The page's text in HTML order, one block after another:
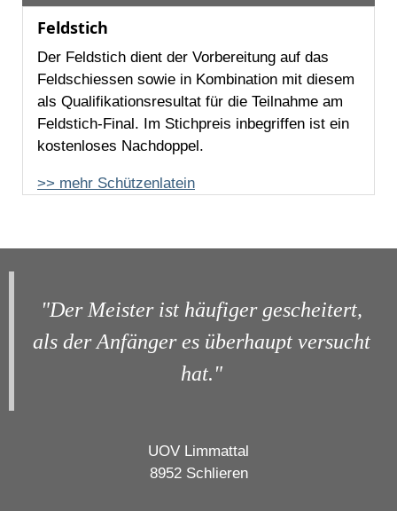
Feldstich
Der Feldstich dient der Vorbereitung auf das
Feldschiessen sowie in Kombination mit diesem
als Qualifikationsresultat für die Teilnahme am
Feldstich-Final. Im Stichpreis inbegriffen ist ein
kostenloses Nachdoppel.
>> mehr Schützenlatein
"Der Meister ist häufiger gescheitert,
als der Anfänger es überhaupt versucht
hat."
UOV Limmattal
8952 Schlieren